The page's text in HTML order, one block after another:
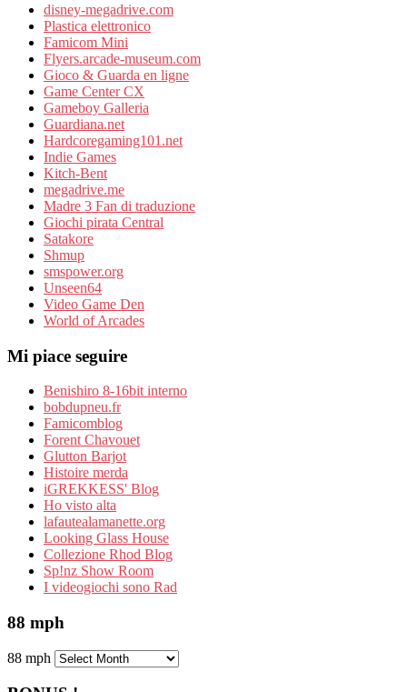
disney-megadrive.com
Plastica elettronico
Famicom Mini
Flyers.arcade-museum.com
Gioco & Guarda en ligne
Game Center CX
Gameboy Galleria
Guardiana.net
Hardcoregaming101.net
Indie Games
Kitch-Bent
megadrive.me
Madre 3 Fan di traduzione
Giochi pirata Central
Satakore
Shmup
smspower.org
Unseen64
Video Game Den
World of Arcades
Mi piace seguire
Benishiro 8-16bit interno
bobdupneu.fr
Famicomblog
Forent Chavouet
Glutton Barjot
Histoire merda
iGREKKESS' Blog
Ho visto alta
lafautealamanette.org
Looking Glass House
Collezione Rhod Blog
Sp!nz Show Room
I videogiochi sono Rad
88 mph
88 mph